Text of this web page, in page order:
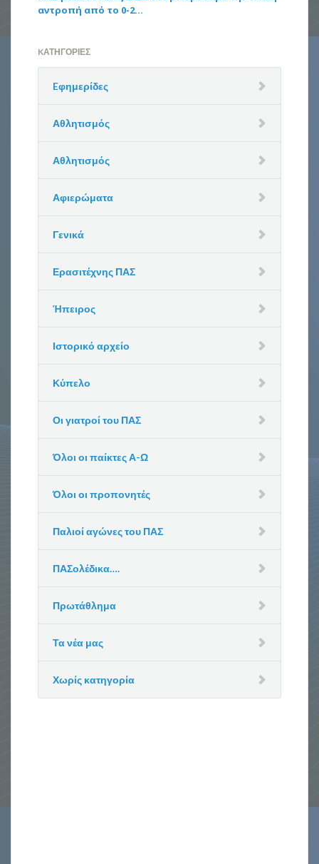
αντροπή από το 0-2…
KΑΤΗΓΟΡΊΕΣ
Eφημερίδες
Αθλητισμός
Αθλητισμός
Αφιερώματα
Γενικά
Ερασιτέχνης ΠΑΣ
Ήπειρος
Ιστορικό αρχείο
Κύπελο
Οι γιατροί του ΠΑΣ
Όλοι οι παίκτες Α-Ω
Όλοι οι προπονητές
Παλιοί αγώνες του ΠΑΣ
ΠΑΣολέδικα….
Πρωτάθλημα
Τα νέα μας
Χωρίς κατηγορία